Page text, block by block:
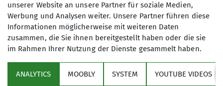
unserer Website an unsere Partner für soziale Medien,
Werbung und Analysen weiter. Unsere Partner führen diese
Informationen möglicherweise mit weiteren Daten
zusammen, die Sie ihnen bereitgestellt haben oder die sie
im Rahmen Ihrer Nutzung der Dienste gesammelt haben.
ANALYTICS MOOBLY SYSTEM YOUTUBE VIDEOS